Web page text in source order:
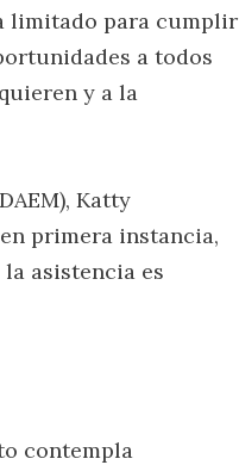
limitado para cumplir
a todos
y a la
Katty
primera instancia,
asistencia es
contempla